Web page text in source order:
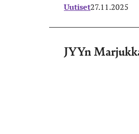
Uutiset27.11.2025
JYYn